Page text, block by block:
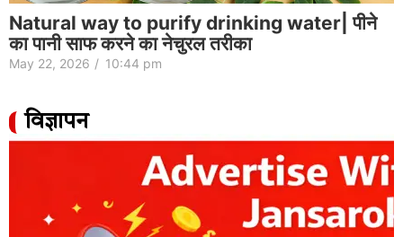
Natural way to purify drinking water| पीने
का पानी साफ करने का नेचुरल तरीका
May 22, 2026 / 10:44 pm
विज्ञापन